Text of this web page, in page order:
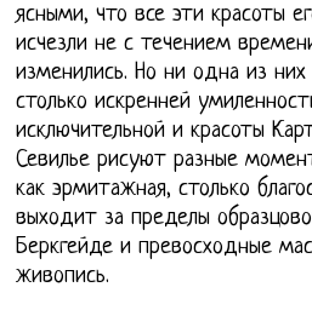
ясными, что все эти красоты
исчезли не с течением
изменились. Но ни одна из
столько искренней
исключительной и красоты
Севилье рисуют разные
как эрмитажная, столько
выходит за пределы
Беркгейде и превосходные
живопись.